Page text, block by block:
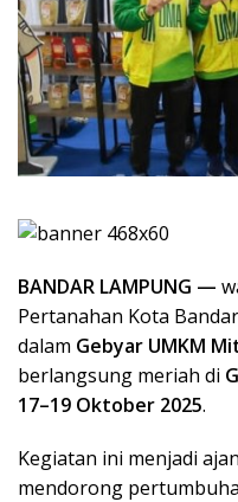
BANDAR LAMPUNG —
Pertanahan Kota
dalam Gebyar UMKM
berlangsung meriah di
17–19 Oktober 2025.
Kegiatan ini menjadi
mendorong